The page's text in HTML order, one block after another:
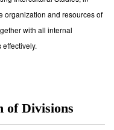
organization and resources of
with all internal
effectively.
of Divisions